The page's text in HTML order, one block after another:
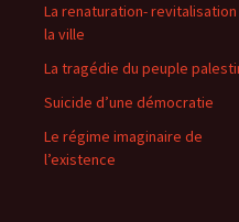
La renaturation-
la ville
La tragédie du peuple
Suicide d’une démocratie
Le régime imaginaire de
l’existence